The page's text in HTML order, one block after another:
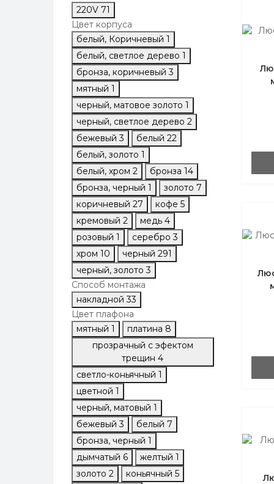
помещений IP67
220V 71
Цвет корпуса
белый, Коричневый 1
белый, светлое дерево 1
бронза, коричневый 3
мятный 1
черный, матовое золото 1
черный, светлое дерево 2
бежевый 3 белый 22
белый, золото 1
белый, хром 2 бронза 14
бронза, черный 1 золото 7
коричневый 27 кофе 5
кремовый 2 медь 4
розовый 1 серебро 3
хром 10 черный 291
черный, золото 3
Способ монтажа
накладной 33
Цвет плафона
мятный 1 платина 8
прозрачный с эфектом
трещин 4
светло-коньячный 1
цветной 1
черный, матовый 1
бежевый 3 белый 7
бронза, черный 1
дымчатый 6 желтый 1
золото 2 коньячный 5